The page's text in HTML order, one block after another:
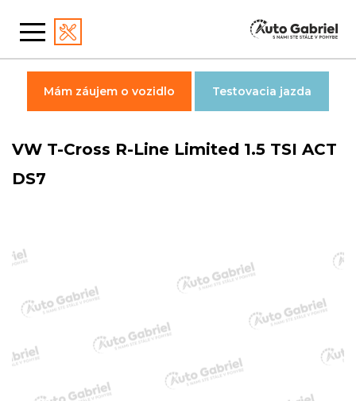
VW T-Cross R-Line Limited 1.5 TSI ACT
DS7
Mám záujem o vozidlo Testovacia jazda